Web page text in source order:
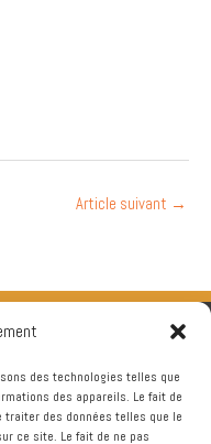
des technologies telles que
des appareils. Le fait de
des données telles que le
ce site. Le fait de ne pas
Article suivant →